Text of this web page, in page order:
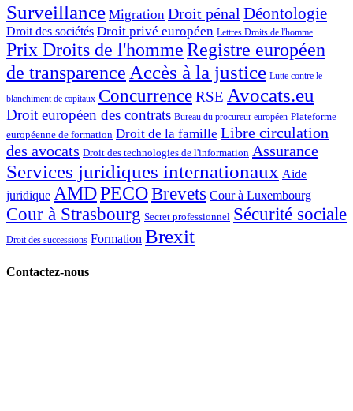
Surveillance Migration Droit pénal Déontologie
Droit des sociétés Droit privé européen Lettres Droits de l'homme
Prix Droits de l'hommeRegistre européen
de transparence Accès à la justice Lutte contre le
blanchiment de capitaux ConcurrenceRSE Avocats.eu
Droit européen des contrats Bureau du procureur européen Plateforme
européenne de formation Droit de la famille Libre circulation
des avocats Droit des technologies de l'information Assurance
Services juridiques internationaux Aide
juridique AMDPECOBrevets Cour à Luxembourg
Cour à Strasbourg Secret professionnel Sécurité sociale
Droit des successions Formation Brexit
Contactez-nous